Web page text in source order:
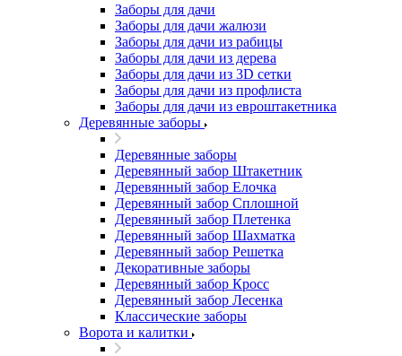
Заборы для дачи
Заборы для дачи жалюзи
Заборы для дачи из рабицы
Заборы для дачи из дерева
Заборы для дачи из 3D сетки
Заборы для дачи из профлиста
Заборы для дачи из евроштакетника
Деревянные заборы
Деревянные заборы
Деревянный забор Штакетник
Деревянный забор Елочка
Деревянный забор Сплошной
Деревянный забор Плетенка
Деревянный забор Шахматка
Деревянный забор Решетка
Декоративные заборы
Деревянный забор Кросс
Деревянный забор Лесенка
Классические заборы
Ворота и калитки